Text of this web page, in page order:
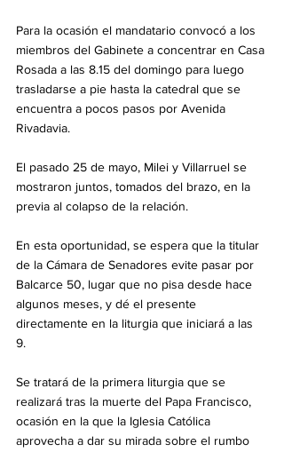
Para la ocasión el mandatario convocó a los
miembros del Gabinete a concentrar en Casa
Rosada a las 8.15 del domingo para luego
trasladarse a pie hasta la catedral que se
encuentra a pocos pasos por Avenida
Rivadavia.
El pasado 25 de mayo, Milei y Villarruel se
mostraron juntos, tomados del brazo, en la
previa al colapso de la relación.
En esta oportunidad, se espera que la titular
de la Cámara de Senadores evite pasar por
Balcarce 50, lugar que no pisa desde hace
algunos meses, y dé el presente
directamente en la liturgia que iniciará a las
9.
Se tratará de la primera liturgia que se
realizará tras la muerte del Papa Francisco,
ocasión en la que la Iglesia Católica
aprovecha a dar su mirada sobre el rumbo